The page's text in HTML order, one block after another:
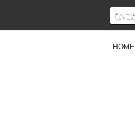
HOME